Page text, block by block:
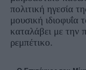
πολιτική ηγεσία
μουσική
καταλάβει με την
ρεμπέτικο.